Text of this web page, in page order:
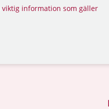
information som gäller